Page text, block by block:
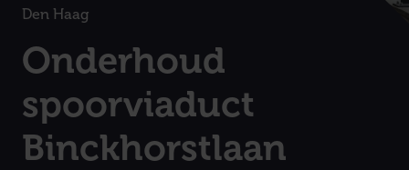
Den Haag
:
Onderhoud
spoorviaduct
Binckhorstlaan